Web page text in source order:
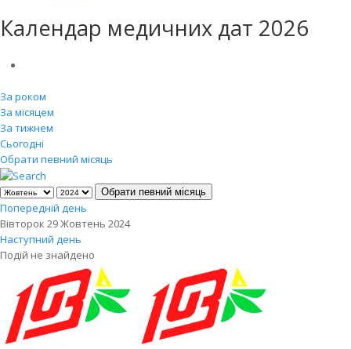
Календар медичних дат 2026
За роком
За місяцем
За тижнем
Сьогодні
Обрати певний місяць
Обрати певний місяць
Попередній день
Вівторок 29 Жовтень 2024
Наступний день
Подій не знайдено